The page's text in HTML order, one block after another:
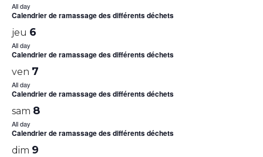
All day
Calendrier de ramassage des différents déchets
jeu 6
All day
Calendrier de ramassage des différents déchets
ven 7
All day
Calendrier de ramassage des différents déchets
sam 8
All day
Calendrier de ramassage des différents déchets
dim 9